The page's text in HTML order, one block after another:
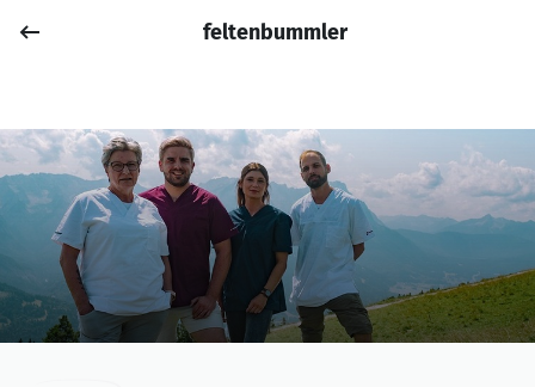
Anmelden
feltenbummler